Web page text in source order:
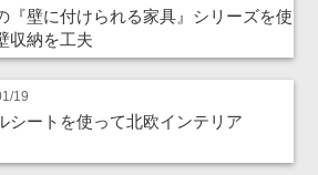
『壁に付けられる家具』シリーズを使
収納を工夫
19
シートを使って北欧インテリア